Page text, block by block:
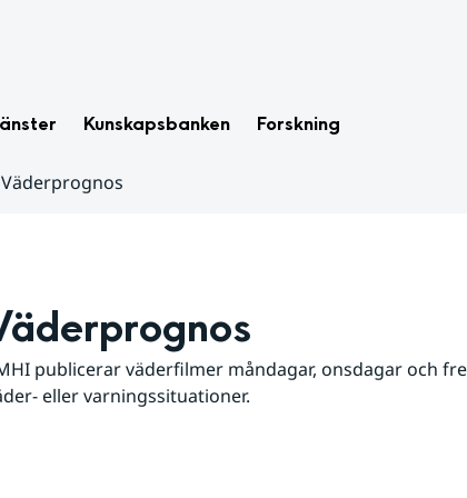
Kunskapsbanken Forskning
Väderprognos
publicerar väderfilmer måndagar, onsdagar och
eller varningssituationer.